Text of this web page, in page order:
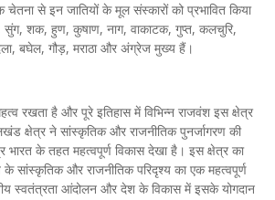
चेतना से इन जातियों के मूल संस्कारों को प्रभावित किया
सुंग, शक, हुण, कुषाण, नाग, वाकाटक, गुप्त, कलचुरि,
बघेल, गौड़, मराठा और अंग्रेज मुख्य हैं।
रखता है और पूरे इतिहास में विभिन्न राजवंश इस क्षेत्र
क्षेत्र ने सांस्कृतिक और राजनीतिक पुनर्जागरण की
के तहत महत्वपूर्ण विकास देखा है। इस क्षेत्र का
के सांस्कृतिक और राजनीतिक परिदृश्य का एक महत्वपूर्ण
स्वतंत्रता आंदोलन और देश के विकास में इसके योगदान